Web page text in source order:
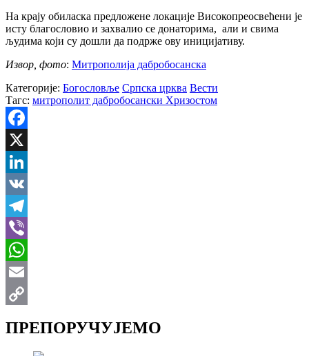
На крају обиласка предложене локације Високопреосвећени је
исту благословио и захвалио се донаторима, али и свима
људима који су дошли да подрже ову иницијативу.
Извор, фото: Митрополија дабробосанска
Категорије: Богословље Српска црква Вести
Тагс: митрополит дабробосански Хризостом
Facebook
X
LinkedIn
VK
Telegram
Viber
WhatsApp
Email
ПРЕПОРУЧУЈЕМО